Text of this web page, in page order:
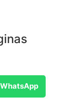
WhatsApp